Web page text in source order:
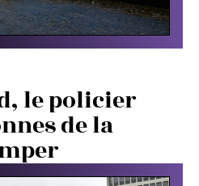
le policier
de la